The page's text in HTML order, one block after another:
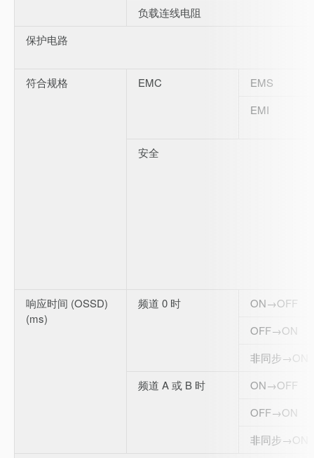
负载连线电阻
保护电路
符合规格 EMC
EMS
EMI
安全
响应时间 (OSSD)
(ms)
频道 0 时
ON→OFF
OFF→ON
非同步→ON
频道 A 或 B 时
ON→OFF
OFF→ON
非同步→ON